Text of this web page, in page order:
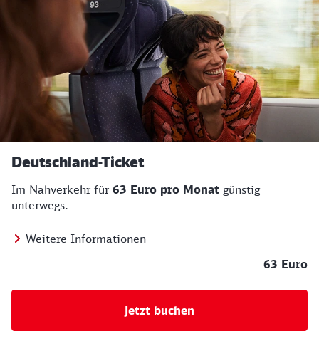
Deutschland-Ticket
Im Nahverkehr für 63 Euro pro Monat günstig
unterwegs.
Weitere Informationen
63 Euro
Jetzt buchen